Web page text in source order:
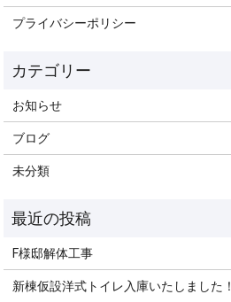
プライバシーポリシー
お知らせ
ブログ
未分類
F様邸解体工事
新棟仮設洋式トイレ入庫いたしました！